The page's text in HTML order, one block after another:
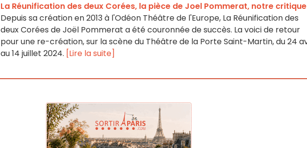
La Réunification des deux Corées, la pièce de Joel Pommerat, notre critique
Depuis sa création en 2013 à l'Odéon Théâtre de l'Europe, La Réunification des
deux Corées de Joël Pommerat a été couronnée de succès. La voici de retour
pour une re-création, sur la scène du Théâtre de la Porte Saint-Martin, du 24
au 14 juillet 2024. [Lire la suite]